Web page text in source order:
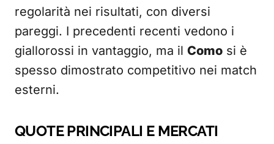
regolarità nei risultati, con diversi
pareggi. I precedenti recenti vedono i
giallorossi in vantaggio, ma il Como si è
spesso dimostrato competitivo nei match
esterni.
QUOTE PRINCIPALI E MERCATI